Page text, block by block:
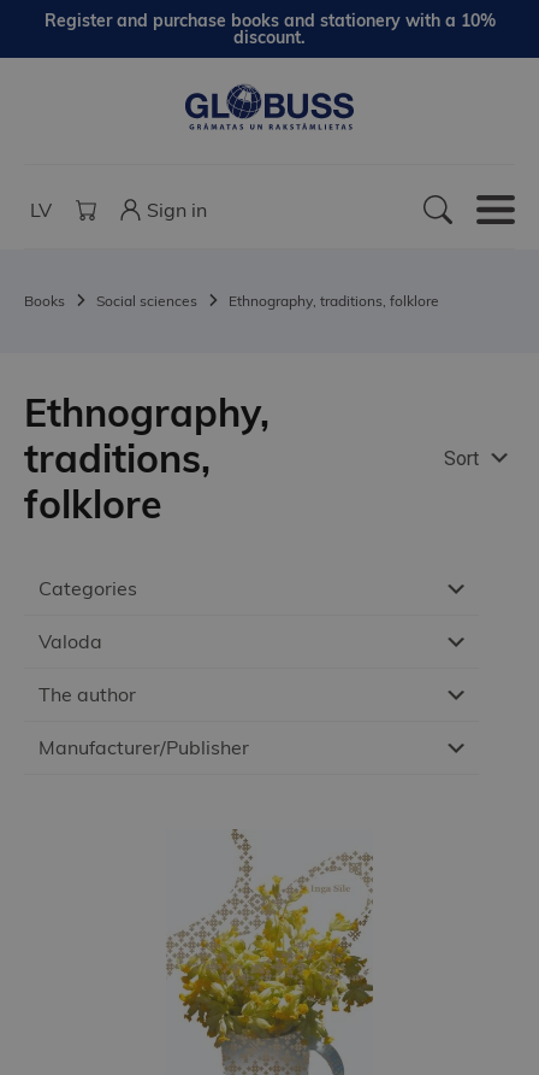
Register and purchase books and stationery with a 10%
discount.
LV Sign in
Books Social sciences Ethnography, traditions, folklore
Categories
Valoda
The author
Manufacturer/Publisher
Ethnography,
traditions,
folklore
Sort